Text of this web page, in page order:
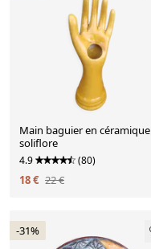
Main baguier en céramique
soliflore
4.9 (80)
18 € 22 €
-31%